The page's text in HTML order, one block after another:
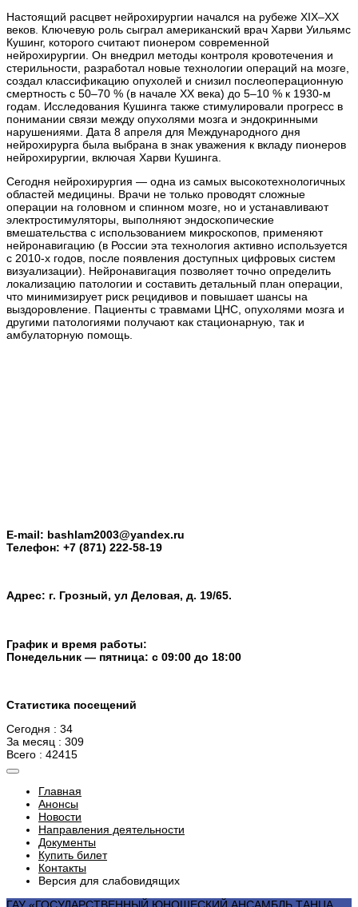
Настоящий расцвет нейрохирургии начался на рубеже XIX–XX
веков. Ключевую роль сыграл американский врач Харви Уильямс
Кушинг, которого считают пионером современной
нейрохирургии. Он внедрил методы контроля кровотечения и
стерильности, разработал новые технологии операций на мозге,
создал классификацию опухолей и снизил послеоперационную
смертность с 50–70 % (в начале XX века) до 5–10 % к 1930‑м
годам. Исследования Кушинга также стимулировали прогресс в
понимании связи между опухолями мозга и эндокринными
нарушениями. Дата 8 апреля для Международного дня
нейрохирурга была выбрана в знак уважения к вкладу пионеров
нейрохирургии, включая Харви Кушинга.
Сегодня нейрохирургия — одна из самых высокотехнологичных
областей медицины. Врачи не только проводят сложные
операции на головном и спинном мозге, но и устанавливают
электростимуляторы, выполняют эндоскопические
вмешательства с использованием микроскопов, применяют
нейронавигацию (в России эта технология активно используется
с 2010‑х годов, после появления доступных цифровых систем
визуализации). Нейронавигация позволяет точно определить
локализацию патологии и составить детальный план операции,
что минимизирует риск рецидивов и повышает шансы на
выздоровление. Пациенты с травмами ЦНС, опухолями мозга и
другими патологиями получают как стационарную, так и
амбулаторную помощь.
E-mail: bashlam2003@yandex.ru
Телефон: +7 (871) 222-58-19
Адрес: г. Грозный, ул Деловая, д. 19/65.
График и время работы:
Понедельник — пятница: с 09:00 до 18:00
Статистика посещений
Сегодня : 34
За месяц : 309
Всего : 42415
Главная
Анонсы
Новости
Направления деятельности
Документы
Купить билет
Контакты
Версия для слабовидящих